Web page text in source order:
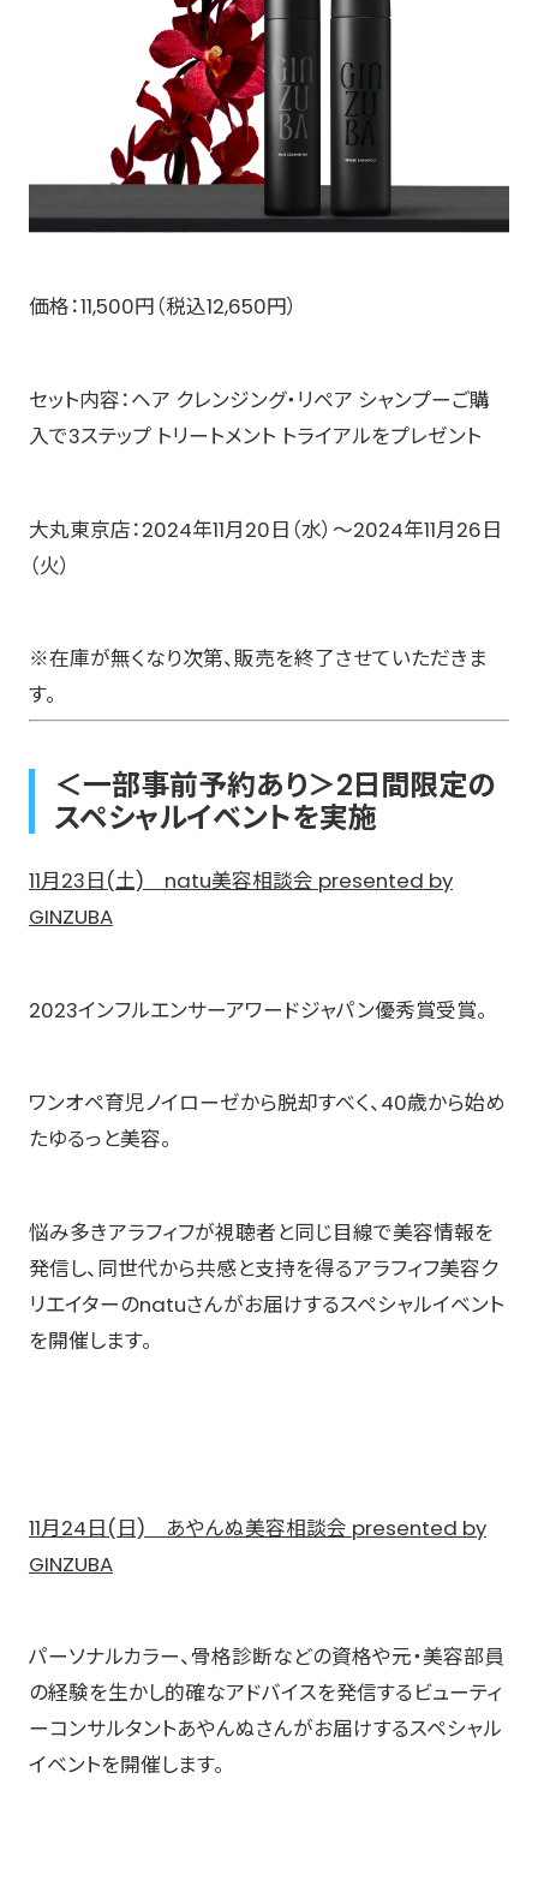
価格：11,500円（税込12,650円）
セット内容：ヘア クレンジング・リペア シャンプーご購
入で3ステップ トリートメント トライアルをプレゼント
大丸東京店：2024年11月20日（水）〜2024年11月26日
（火）
※在庫が無くなり次第、販売を終了させていただきま
す。
＜一部事前予約あり＞2日間限定の
スペシャルイベントを実施
11月23日(土) natu美容相談会 presented by
GINZUBA
2023インフルエンサーアワードジャパン優秀賞受賞。
ワンオペ育児ノイローゼから脱却すべく、40歳から始め
たゆるっと美容。
悩み多きアラフィフが視聴者と同じ目線で美容情報を
発信し、同世代から共感と支持を得るアラフィフ美容ク
リエイターのnatuさんがお届けするスペシャルイベント
を開催します。
11月24日(日) あやんぬ美容相談会 presented by
GINZUBA
パーソナルカラー、骨格診断などの資格や元・美容部員
の経験を生かし的確なアドバイスを発信するビューティ
ーコンサルタントあやんぬさんがお届けするスペシャル
イベントを開催します。